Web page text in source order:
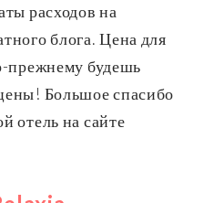
расходов на
блога. Цена для
прежнему будешь
Большое спасибо
отель на сайте